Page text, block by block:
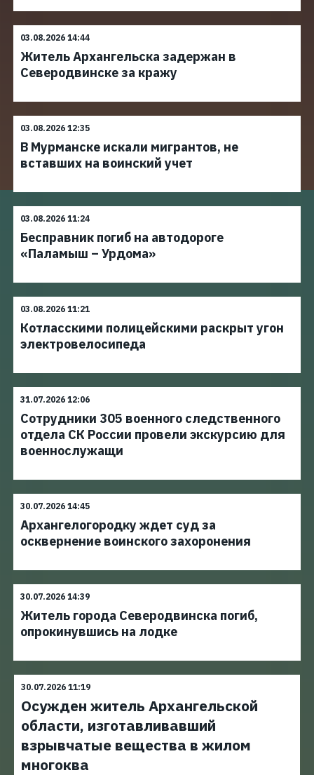
03.08.2026 14:44
Житель Архангельска задержан в
Северодвинске за кражу
03.08.2026 12:35
В Мурманске искали мигрантов, не
вставших на воинский учет
03.08.2026 11:24
Бесправник погиб на автодороге
«Паламыш – Урдома»
03.08.2026 11:21
Котласскими полицейскими раскрыт угон
электровелосипеда
31.07.2026 12:06
Сотрудники 305 военного следственного
отдела СК России провели экскурсию для
военнослужащи
30.07.2026 14:45
Архангелогородку ждет суд за
осквернение воинского захоронения
30.07.2026 14:39
Житель города Северодвинска погиб,
опрокинувшись на лодке
30.07.2026 11:19
Осужден житель Архангельской
области, изготавливавший
взрывчатые вещества в жилом
многоква